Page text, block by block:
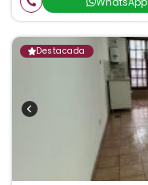
Destacada